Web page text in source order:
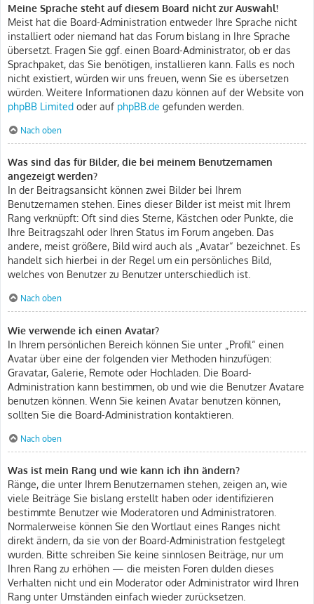
Meine Sprache steht auf diesem Board nicht zur Auswahl!
Meist hat die Board-Administration entweder Ihre Sprache nicht
installiert oder niemand hat das Forum bislang in Ihre Sprache
übersetzt. Fragen Sie ggf. einen Board-Administrator, ob er das
Sprachpaket, das Sie benötigen, installieren kann. Falls es noch
nicht existiert, würden wir uns freuen, wenn Sie es übersetzen
würden. Weitere Informationen dazu können auf der Website von
phpBB Limited oder auf phpBB.de gefunden werden.
Nach oben
Was sind das für Bilder, die bei meinem Benutzernamen
angezeigt werden?
In der Beitragsansicht können zwei Bilder bei Ihrem
Benutzernamen stehen. Eines dieser Bilder ist meist mit Ihrem
Rang verknüpft: Oft sind dies Sterne, Kästchen oder Punkte, die
Ihre Beitragszahl oder Ihren Status im Forum angeben. Das
andere, meist größere, Bild wird auch als „Avatar“ bezeichnet. Es
handelt sich hierbei in der Regel um ein persönliches Bild,
welches von Benutzer zu Benutzer unterschiedlich ist.
Nach oben
Wie verwende ich einen Avatar?
In Ihrem persönlichen Bereich können Sie unter „Profil“ einen
Avatar über eine der folgenden vier Methoden hinzufügen:
Gravatar, Galerie, Remote oder Hochladen. Die Board-
Administration kann bestimmen, ob und wie die Benutzer Avatare
benutzen können. Wenn Sie keinen Avatar benutzen können,
sollten Sie die Board-Administration kontaktieren.
Nach oben
Was ist mein Rang und wie kann ich ihn ändern?
Ränge, die unter Ihrem Benutzernamen stehen, zeigen an, wie
viele Beiträge Sie bislang erstellt haben oder identifizieren
bestimmte Benutzer wie Moderatoren und Administratoren.
Normalerweise können Sie den Wortlaut eines Ranges nicht
direkt ändern, da sie von der Board-Administration festgelegt
wurden. Bitte schreiben Sie keine sinnlosen Beiträge, nur um
Ihren Rang zu erhöhen — die meisten Foren dulden dieses
Verhalten nicht und ein Moderator oder Administrator wird Ihren
Rang unter Umständen einfach wieder zurücksetzen.